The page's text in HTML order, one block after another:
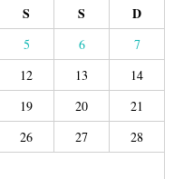
S S D
5 6
7
12 13
14
19 20
21
26 27
28